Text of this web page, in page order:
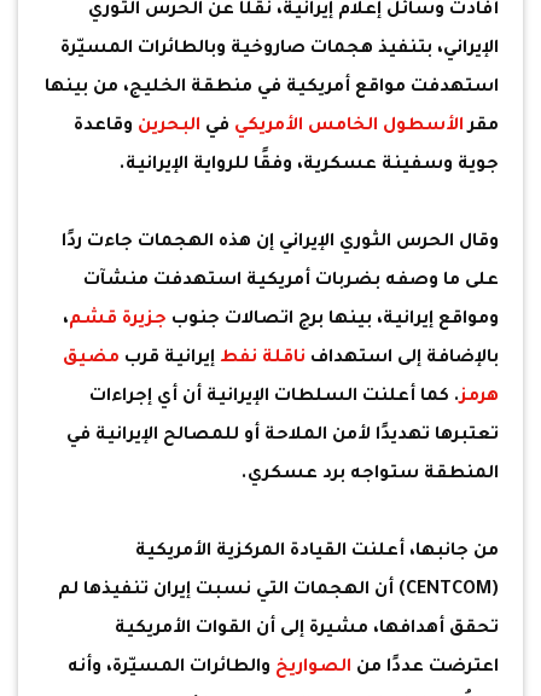
أفادت وسائل إعلام إيرانية، نقلًا عن الحرس الثوري
الإيراني، بتنفيذ هجمات صاروخية وبالطائرات المسيّرة
استهدفت مواقع أمريكية في منطقة الخليج، من بينها
مقرالأسطول الخامس الأمريكي في البحرين وقاعدة
جوية وسفينة عسكرية، وفقًا للرواية الإيرانية.
وقال الحرس الثوري الإيراني إن هذه الهجمات جاءت ردًا
على ما وصفه بضربات أمريكية استهدفت منشآت
ومواقع إيرانية، بينها برج اتصالات جنوب جزيرة قشم،
بالإضافة إلى استهداف ناقلة نفط إيرانية قرب مضيق
هرمز. كما أعلنت السلطات الإيرانية أن أي إجراءات
تعتبرها تهديدًا لأمن الملاحة أو للمصالح الإيرانية في
المنطقة ستواجه برد عسكري.
من جانبها، أعلنت القيادة المركزية الأمريكية
(CENTCOM) أن الهجمات التي نسبت إيران تنفيذها لم
تحقق أهدافها، مشيرة إلى أن القوات الأمريكية
اعترضت عددًا من الصواريخ والطائرات المسيّرة، وأنه